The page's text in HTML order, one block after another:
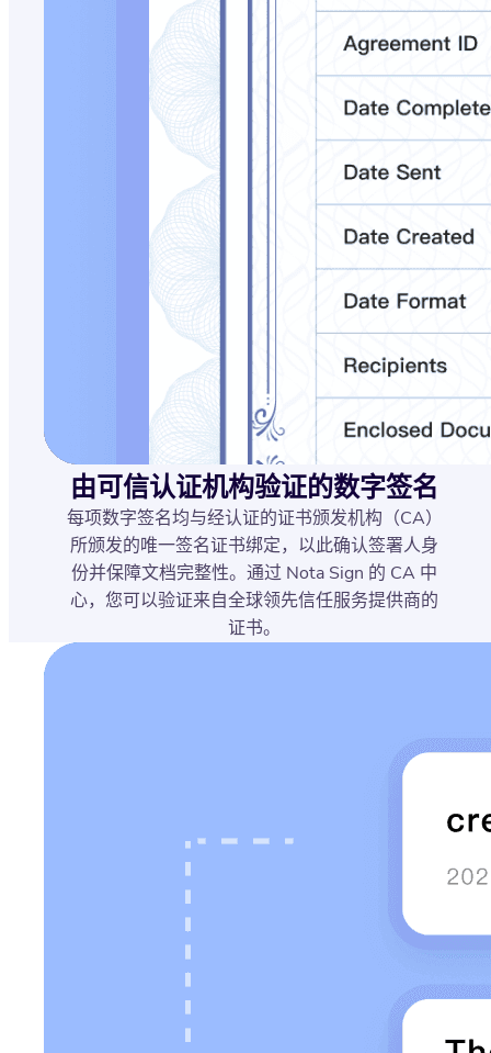
由可信认证机构验证的数字签名
每项数字签名均与经认证的证书颁发机构（CA）
所颁发的唯一签名证书绑定，以此确认签署人身
份并保障文档完整性。通过 Nota Sign 的 CA 中
心，您可以验证来自全球领先信任服务提供商的
证书。